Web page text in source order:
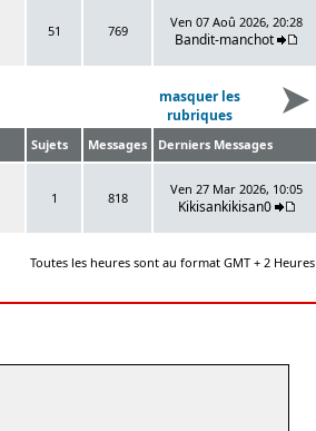
51 769
Ven 07 Aoû 2026, 20:28
Bandit-manchot
masquer les
rubriques
Sujets Messages Derniers Messages
1 818
Ven 27 Mar 2026, 10:05
Kikisankikisan0
Toutes les heures sont au format GMT + 2 Heures